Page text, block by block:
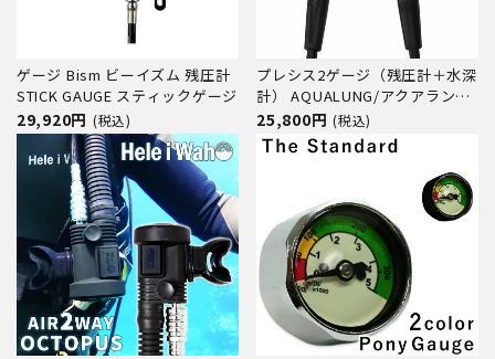
ゲージ Bism ビーイズム 残圧計
STICK GAUGE スティックゲージ
29,920円 (税込)
プレシス2ゲージ（残圧計＋水深
計） AQUALUNG/アクアラング
２ゲージ
25,800円 (税込)